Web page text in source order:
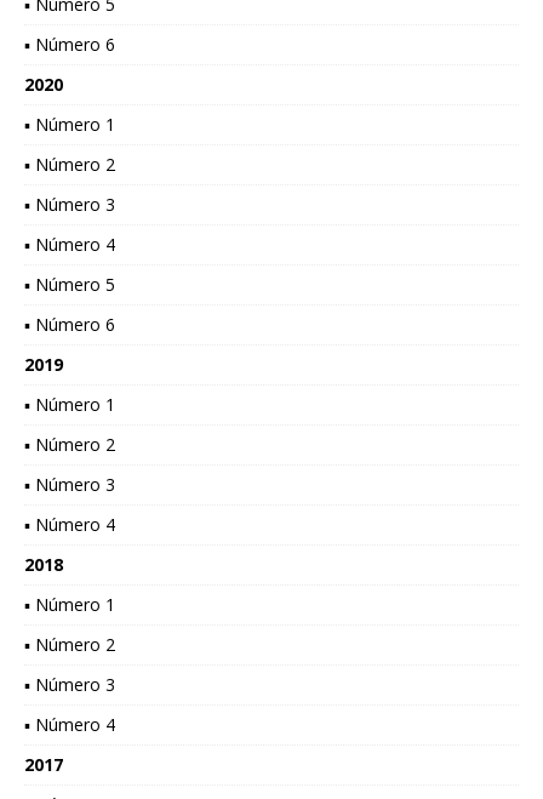
▪ Número 6
2020
▪ Número 1
▪ Número 2
▪ Número 3
▪ Número 4
▪ Número 5
▪ Número 6
2019
▪ Número 1
▪ Número 2
▪ Número 3
▪ Número 4
2018
▪ Número 1
▪ Número 2
▪ Número 3
▪ Número 4
2017